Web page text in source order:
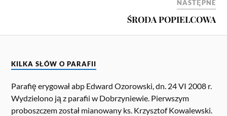
NASTĘPNE
ŚRODA POPIELCOWA
KILKA SŁÓW O PARAFII
Parafię erygował abp Edward Ozorowski, dn. 24 VI 2008 r.
Wydzielono ją z parafii w Dobrzyniewie. Pierwszym
proboszczem został mianowany ks. Krzysztof Kowalewski.